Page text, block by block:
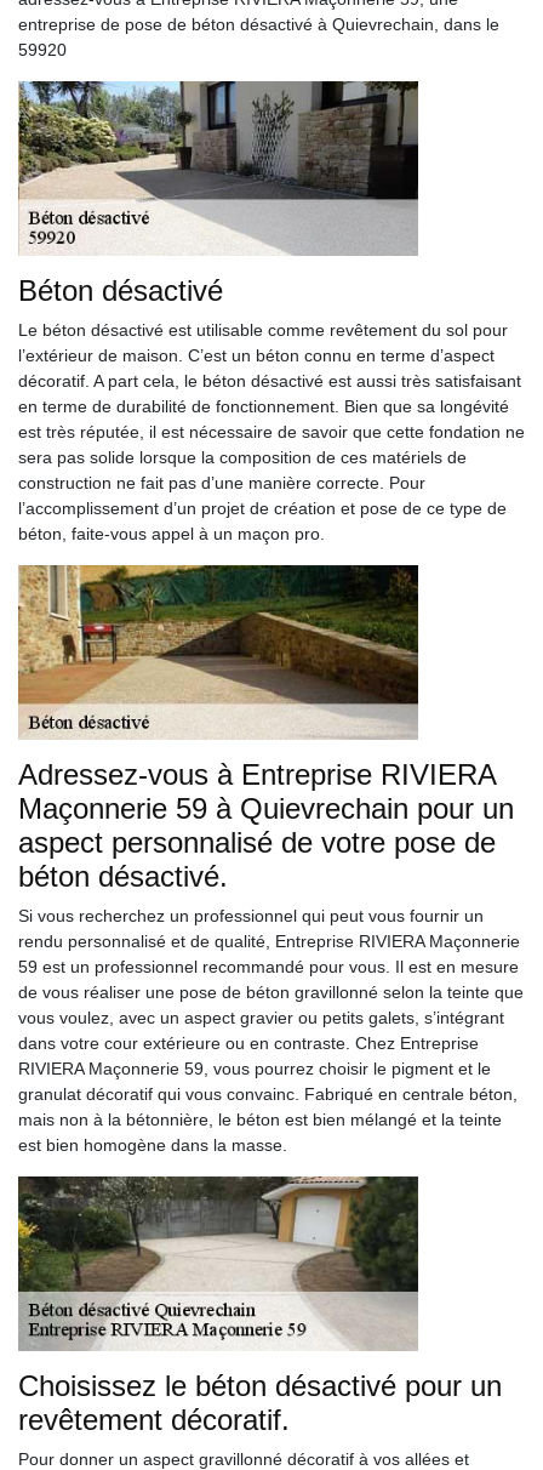
entreprise de pose de béton désactivé à Quievrechain, dans le
59920
Béton désactivé
Le béton désactivé est utilisable comme revêtement du sol pour
l’extérieur de maison. C’est un béton connu en terme d’aspect
décoratif. A part cela, le béton désactivé est aussi très satisfaisant
en terme de durabilité de fonctionnement. Bien que sa longévité
est très réputée, il est nécessaire de savoir que cette fondation ne
sera pas solide lorsque la composition de ces matériels de
construction ne fait pas d’une manière correcte. Pour
l’accomplissement d’un projet de création et pose de ce type de
béton, faite-vous appel à un maçon pro.
Adressez-vous à Entreprise RIVIERA
Maçonnerie 59 à Quievrechain pour un
aspect personnalisé de votre pose de
béton désactivé.
Si vous recherchez un professionnel qui peut vous fournir un
rendu personnalisé et de qualité, Entreprise RIVIERA Maçonnerie
59 est un professionnel recommandé pour vous. Il est en mesure
de vous réaliser une pose de béton gravillonné selon la teinte que
vous voulez, avec un aspect gravier ou petits galets, s’intégrant
dans votre cour extérieure ou en contraste. Chez Entreprise
RIVIERA Maçonnerie 59, vous pourrez choisir le pigment et le
granulat décoratif qui vous convainc. Fabriqué en centrale béton,
mais non à la bétonnière, le béton est bien mélangé et la teinte
est bien homogène dans la masse.
Choisissez le béton désactivé pour un
revêtement décoratif.
Pour donner un aspect gravillonné décoratif à vos allées et